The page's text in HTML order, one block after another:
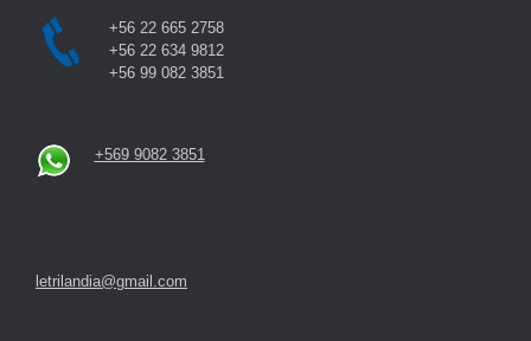
+56 22 665 2758
+56 22 634 9812
+56 99 082 3851
+569 9082 3851
letrilandia@gmail.com